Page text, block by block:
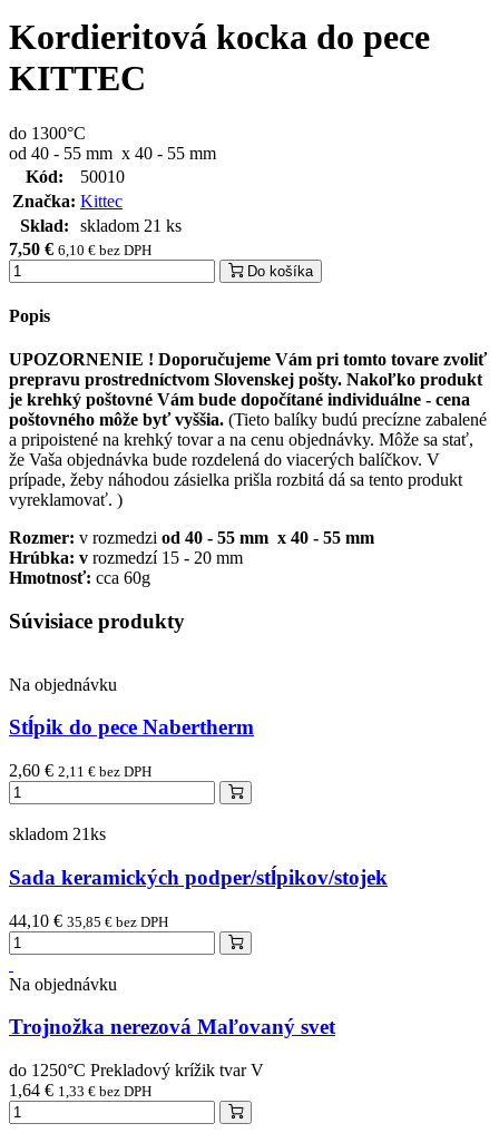
Kordieritová kocka do pece
KITTEC
do 1300°C
od 40 - 55 mm x 40 - 55 mm
Kód:
50010
Značka: Kittec
Sklad:
skladom 21 ks
7,50 € 6,10 € bez DPH
Do košíka
Popis
UPOZORNENIE ! Doporučujeme Vám pri tomto tovare zvoliť
prepravu prostredníctvom Slovenskej pošty. Nakoľko produkt
je krehký poštovné Vám bude dopočítané individuálne - cena
poštovného môže byť vyššia. (Tieto balíky budú precízne zabalené
a pripoistené na krehký tovar a na cenu objednávky. Môže sa stať,
že Vaša objednávka bude rozdelená do viacerých balíčkov. V
prípade, žeby náhodou zásielka prišla rozbitá dá sa tento produkt
vyreklamovať. )
Rozmer: v rozmedzi od 40 - 55 mm x 40 - 55 mm
Hrúbka: v rozmedzí 15 - 20 mm
Hmotnosť: cca 60g
Súvisiace produkty
Na objednávku
Stĺpik do pece Nabertherm
2,60 € 2,11 € bez DPH
skladom 21ks
Sada keramických podper/stĺpikov/stojek
44,10 € 35,85 € bez DPH
Na objednávku
Trojnožka nerezová Maľovaný svet
do 1250°C Prekladový krížik tvar V
1,64 € 1,33 € bez DPH